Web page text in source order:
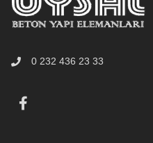
0 232 436 23 33